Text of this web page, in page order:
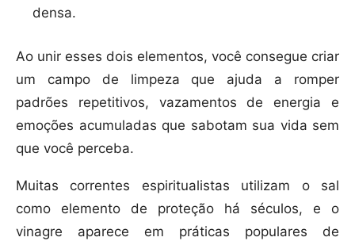
densa.
Ao unir esses dois elementos, você consegue criar
um campo de limpeza que ajuda a romper
padrões repetitivos, vazamentos de energia e
emoções acumuladas que sabotam sua vida sem
que você perceba.
Muitas correntes espiritualistas utilizam o sal
como elemento de proteção há séculos, e o
vinagre aparece em práticas populares de